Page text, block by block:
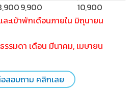
9,900
10,900
ละเข้าพักเดือนภายใน มิถุนายน
รรมดา เดือน มีนาคม, เมษายน
สอบถาม คลิกเลย